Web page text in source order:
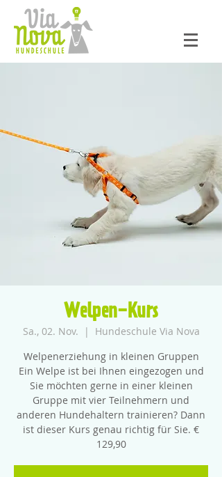
Welpen-Kurs
Sa., 02. Nov.
  |
Hundeschule Via Nova
Welpenerziehung in kleinen Gruppen
Ein Welpe ist bei Ihnen eingezogen und
Sie möchten gerne in einer kleinen
Gruppe mit vier Teilnehmern und
anderen Hundehaltern trainieren? Dann
ist dieser Kurs genau richtig für Sie. €
129,90